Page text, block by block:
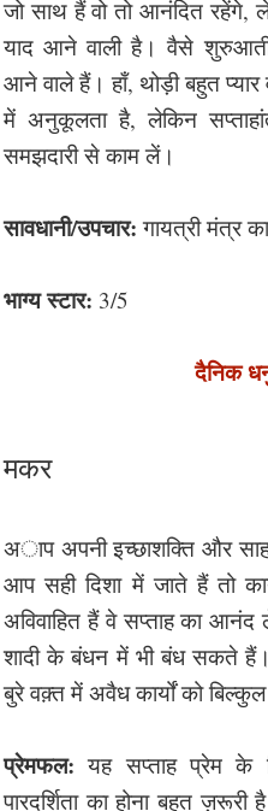
जो साथ हैं वो तो आनंदित रहेंगे,
याद आने वाली है। वैसे
आने वाले हैं। हाँ, थोड़ी बहुत
में अनुकूलता है, लेकिन
समझदारी से काम लें।
सावधानी/उपचार: गायत्री मंत्र
भाग्य स्टार: 3/5
दैनिक
मकर
अाप अपनी इच्छाशक्ति और
आप सही दिशा में जाते हैं तो
अविवाहित हैं वे सप्ताह का
शादी के बंधन में भी बंध सकते हैं।
बुरे वक़्त में अवैध कार्यों को
प्रेमफल: यह सप्ताह प्रेम
पारदर्शिता का होना बहुत